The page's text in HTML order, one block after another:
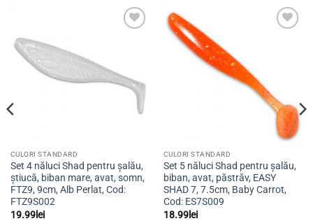
CULORI STANDARD
Set 4 năluci Shad pentru șalău,
știucă, biban mare, avat, somn,
FTZ9, 9cm, Alb Perlat, Cod:
FTZ9S002
19.99lei
CULORI STANDARD
Set 5 năluci Shad pentru șalău,
biban, avat, păstrăv, EASY
SHAD 7, 7.5cm, Baby Carrot,
Cod: ES7S009
18.99lei